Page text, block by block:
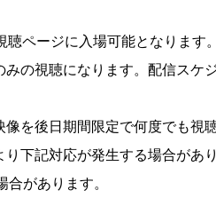
ページに入場可能となります。
の視聴になります。配信スケ
を後日期間限定で何度でも視
下記対応が発生する場合があ
があります。